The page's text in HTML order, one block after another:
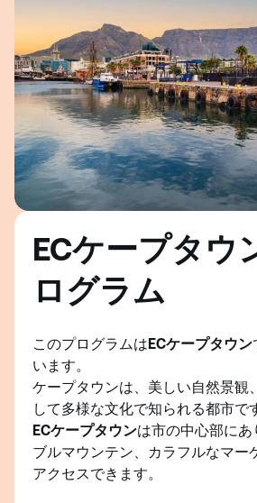
ECケープタウ
ログラム
このプログラムはECケープタウン
います。
ケープタウンは、美しい自然景観
して多様な文化で知られる都市で
ECケープタウンは市の中心部に
ブルマウンテン、カラフルなマー
アクセスできます。